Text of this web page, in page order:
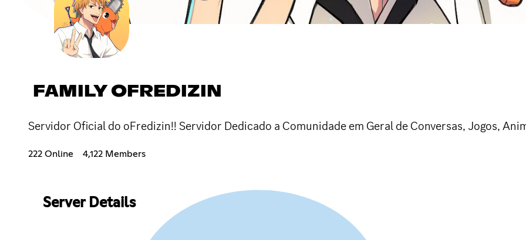
FAMILY OFREDIZIN
Servidor Oficial do oFredizin!! Servidor Dedicado a Comunidade em Geral de Conversas, Jogos,
222 Online 4,122 Members
Server Details